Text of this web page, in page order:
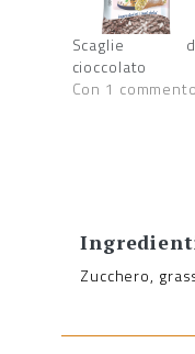
Scaglie
cioccolato
Con 1 commento
Zucchero,